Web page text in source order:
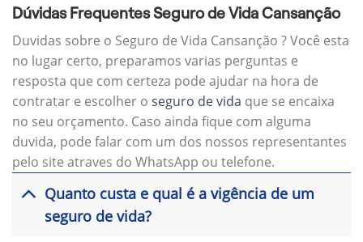
Dúvidas Frequentes Seguro de Vida Cansanção
Duvidas sobre o Seguro de Vida Cansanção ? Você esta
no lugar certo, preparamos varias perguntas e
resposta que com certeza pode ajudar na hora de
contratar e escolher o seguro de vida que se encaixa
no seu orçamento. Caso ainda fique com alguma
duvida, pode falar com um dos nossos representantes
pelo site atraves do WhatsApp ou telefone.
Quanto custa e qual é a vigência de um
seguro de vida?